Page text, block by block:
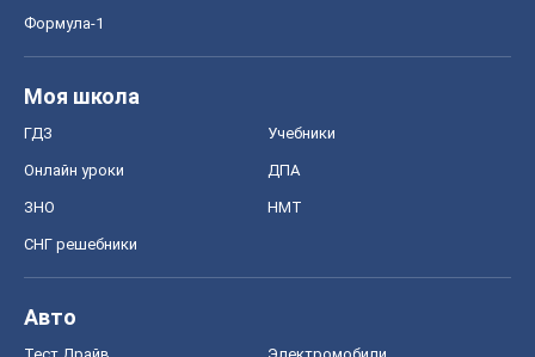
Формула-1
Моя школа
ГДЗ Учебники
Онлайн уроки ДПА
ЗНО НМТ
СНГ решебники
Авто